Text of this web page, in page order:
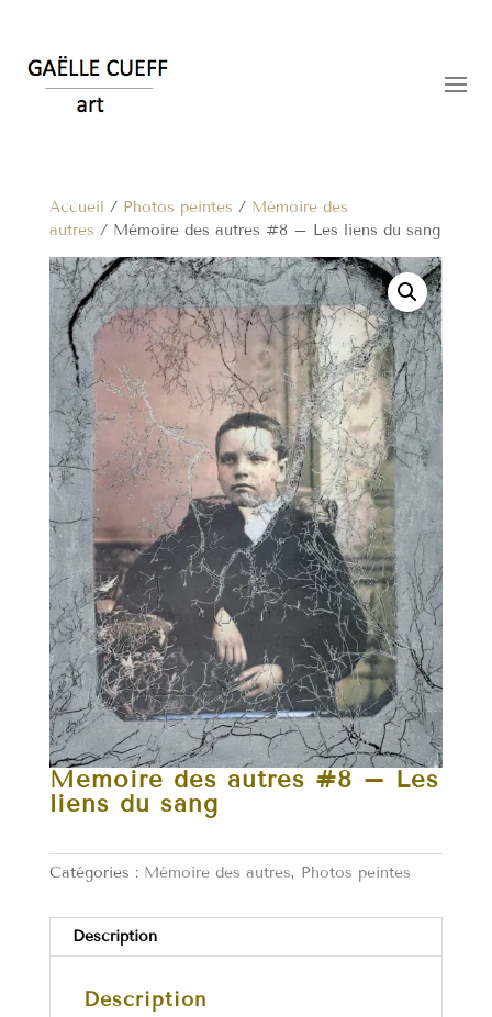
Accueil / Photos peintes / Mémoire des
autres / Mémoire des autres #8 – Les liens du sang
Mémoire des autres #8 – Les
liens du sang
Catégories : Mémoire des autres, Photos peintes
Description
Description